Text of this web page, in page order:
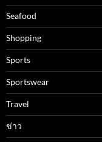
Seafood
Shopping
Sports
Sportswear
Travel
ข่าว